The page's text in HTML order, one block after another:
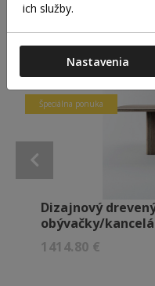
Doprava zadarmo
Špeciálna ponuka
Dizajnový
obývačky/
1414.80 €
ich služby.
Nastavenia